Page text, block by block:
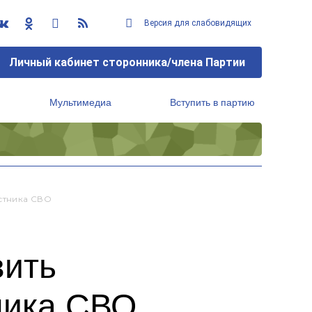
Версия для слабовидящих
Личный кабинет сторонника/члена Партии
Мультимедиа Вступить в партию
СВО